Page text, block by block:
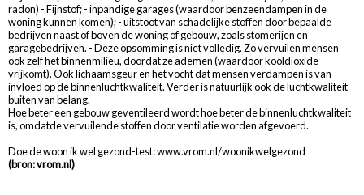
radon) - Fijnstof; - inpandige garages (waardoor benzeendampen in de
woning kunnen komen); - uitstoot van schadelijke stoffen door bepaalde
bedrijven naast of boven de woning of gebouw, zoals stomerijen en
garagebedrijven. - Deze opsomming is niet volledig. Zo vervuilen mensen
ook zelf het binnenmilieu, doordat ze ademen (waardoor kooldioxide
vrijkomt). Ook lichaamsgeur en het vocht dat mensen verdampen is van
invloed op de binnenluchtkwaliteit. Verder is natuurlijk ook de luchtkwaliteit
buiten van belang.
Hoe beter een gebouw geventileerd wordt hoe beter de binnenluchtkwaliteit
is, omdatde vervuilende stoffen door ventilatie worden afgevoerd.
Doe de woon ik wel gezond-test:www.vrom.nl/woonikwelgezond
(bron: vrom.nl)